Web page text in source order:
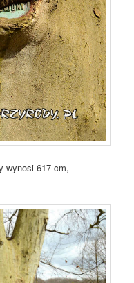
wynosi 617 cm,